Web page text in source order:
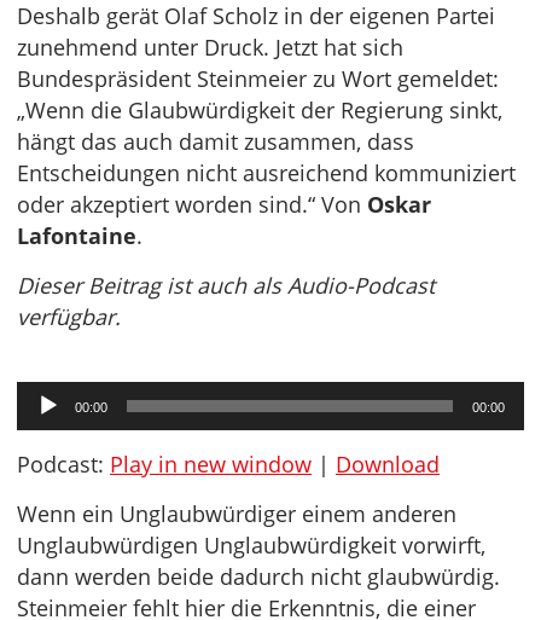
Deshalb gerät Olaf Scholz in der eigenen Partei
zunehmend unter Druck. Jetzt hat sich
Bundespräsident Steinmeier zu Wort gemeldet:
„Wenn die Glaubwürdigkeit der Regierung sinkt,
hängt das auch damit zusammen, dass
Entscheidungen nicht ausreichend kommuniziert
oder akzeptiert worden sind.“ Von Oskar
Lafontaine.
Dieser Beitrag ist auch als Audio-Podcast
verfügbar.
Audio-
Player
00:00 00:00
Podcast: Play in new window | Download
Wenn ein Unglaubwürdiger einem anderen
Unglaubwürdigen Unglaubwürdigkeit vorwirft,
dann werden beide dadurch nicht glaubwürdig.
Steinmeier fehlt hier die Erkenntnis, die einer